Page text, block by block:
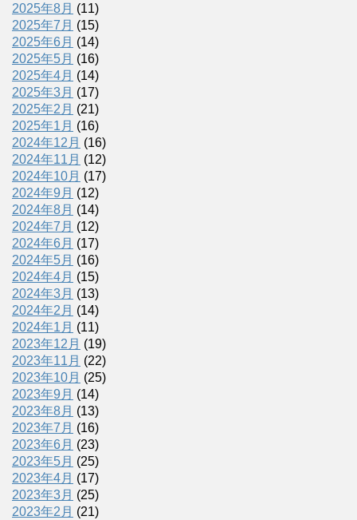
2025年8月 (11)
2025年7月 (15)
2025年6月 (14)
2025年5月 (16)
2025年4月 (14)
2025年3月 (17)
2025年2月 (21)
2025年1月 (16)
2024年12月 (16)
2024年11月 (12)
2024年10月 (17)
2024年9月 (12)
2024年8月 (14)
2024年7月 (12)
2024年6月 (17)
2024年5月 (16)
2024年4月 (15)
2024年3月 (13)
2024年2月 (14)
2024年1月 (11)
2023年12月 (19)
2023年11月 (22)
2023年10月 (25)
2023年9月 (14)
2023年8月 (13)
2023年7月 (16)
2023年6月 (23)
2023年5月 (25)
2023年4月 (17)
2023年3月 (25)
2023年2月 (21)